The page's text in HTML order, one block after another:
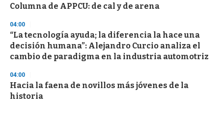
Columna de APPCU: de cal y de arena
04:00
“La tecnología ayuda; la diferencia la hace una
decisión humana”: Alejandro Curcio analiza el
cambio de paradigma en la industria automotriz
04:00
Hacia la faena de novillos más jóvenes de la
historia